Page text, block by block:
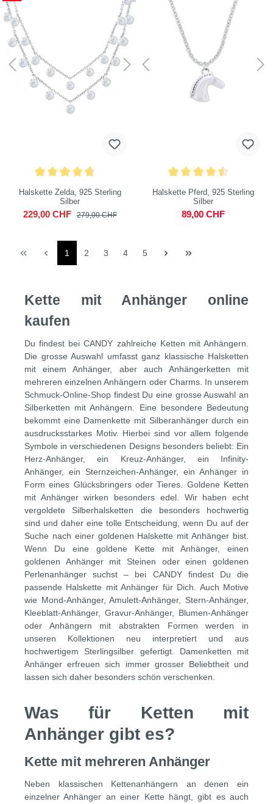
Halskette Zelda, 925 Sterling
Silber
229,00 CHF 279,00 CHF
Halskette Pferd, 925 Sterling
Silber
89,00 CHF
1 2 3 4 5
Kette mit Anhänger online
kaufen
Du findest bei CANDY zahlreiche Ketten mit Anhängern.
Die grosse Auswahl umfasst ganz klassische Halsketten
mit einem Anhänger, aber auch Anhängerketten mit
mehreren einzelnen Anhängern oder Charms. In unserem
Schmuck-Online-Shop findest Du eine grosse Auswahl an
Silberketten mit Anhängern. Eine besondere Bedeutung
bekommt eine Damenkette mit Silberanhänger durch ein
ausdrucksstarkes Motiv. Hierbei sind vor allem folgende
Symbole in verschiedenen Designs besonders beliebt: Ein
Herz-Anhänger, ein Kreuz-Anhänger, ein Infinity-
Anhänger, ein Sternzeichen-Anhänger, ein Anhänger in
Form eines Glücksbringers oder Tieres. Goldene Ketten
mit Anhänger wirken besonders edel. Wir haben echt
vergoldete Silberhalsketten die besonders hochwertig
sind und daher eine tolle Entscheidung, wenn Du auf der
Suche nach einer goldenen Halskette mit Anhänger bist.
Wenn Du eine goldene Kette mit Anhänger, einen
goldenen Anhänger mit Steinen oder einen goldenen
Perlenanhänger suchst – bei CANDY findest Du die
passende Halskette mit Anhänger für Dich. Auch Motive
wie Mond-Anhänger, Amulett-Anhänger, Stern-Anhänger,
Kleeblatt-Anhänger, Gravur-Anhänger, Blumen-Anhänger
oder Anhängern mit abstrakten Formen werden in
unseren Kollektionen neu interpretiert und aus
hochwertigem Sterlingsilber gefertigt. Damenketten mit
Anhänger erfreuen sich immer grosser Beliebtheit und
lassen sich daher besonders schön verschenken.
Was für Ketten mit
Anhänger gibt es?
Kette mit mehreren Anhänger
Neben klassischen Kettenanhängern an denen ein
einzelner Anhänger an einer Kette hängt, gibt es auch